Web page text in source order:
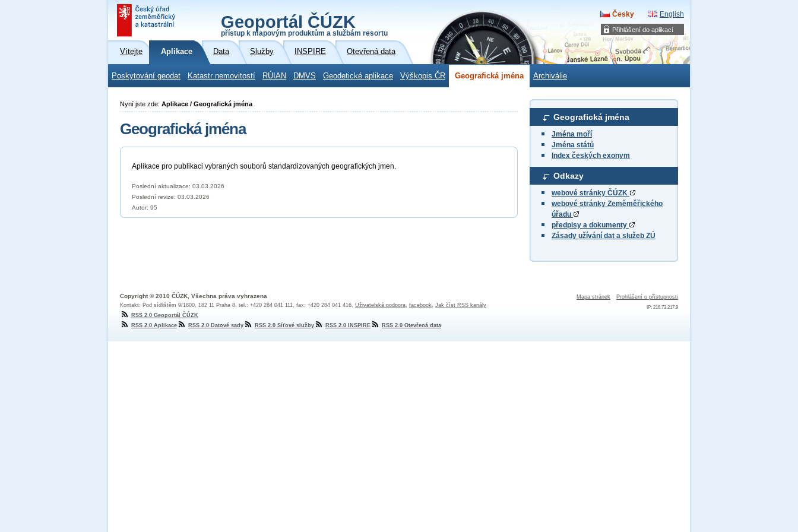
Přihlášení do aplikací
Geoportál ČÚZK
přístup k mapovým produktům a službám resortu
Česky English
Vítejte Aplikace Data Služby INSPIRE Otevřená data
Poskytování geodat Katastr nemovitostí RÚIAN DMVS Geodetické aplikace Výškopis ČR Geografická jména Archiválie
Geografická jména
Jména moří
Jména států
Index českých exonym
Odkazy
webové stránky ČÚZK
webové stránky Zeměměřického
úřadu
předpisy a dokumenty
Zásady užívání dat a služeb ZÚ
Nyní jste zde: Aplikace / Geografická jména
Geografická jména
Aplikace pro publikaci vybraných souborů standardizovaných geografických jmen.
Poslední aktualizace: 03.03.2026
Poslední revize: 03.03.2026
Autor: 95
Mapa stránek Prohlášení o přístupnosti
IP: 216.73.217.9
Copyright © 2010 ČÚZK, Všechna práva vyhrazena
Kontakt: Pod sídlištěm 9/1800, 182 11 Praha 8, tel.: +420 284 041 111, fax: +420 284 041 416, Uživatelská podpora, facebook, Jak číst RSS kanály
RSS 2.0 Geoportál ČÚZK
RSS 2.0 Aplikace
RSS 2.0 Datové sady RSS 2.0 Síťové služby RSS 2.0 INSPIRE RSS 2.0 Otevřená data